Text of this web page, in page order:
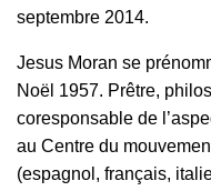
septembre 2014.
Jesus Moran se
Noël 1957. Prêtre,
coresponsable de
au Centre du
(espagnol, français,